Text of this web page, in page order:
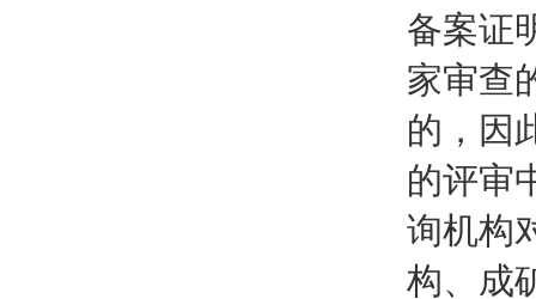
备案证
家审查
的，因
的评审
询机构
构、成